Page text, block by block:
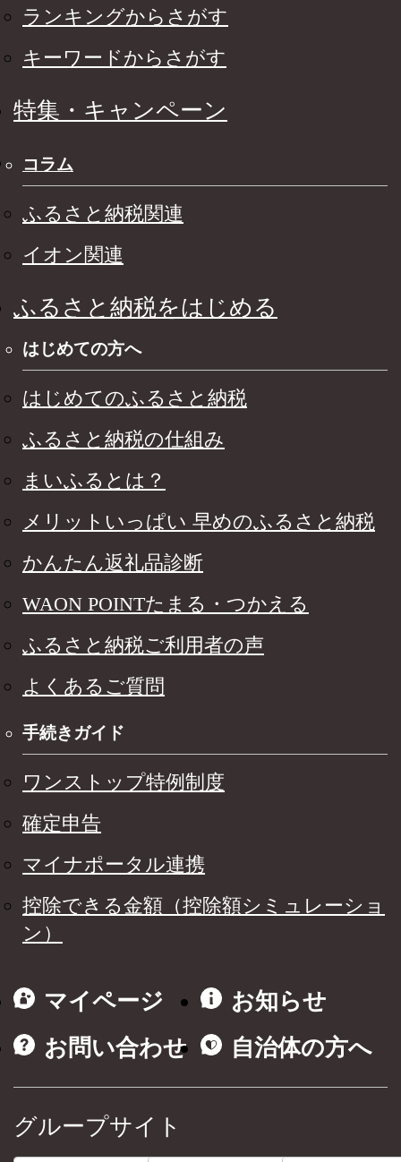
ランキングからさがす
キーワードからさがす
特集・キャンペーン
コラム
ふるさと納税関連
イオン関連
ふるさと納税をはじめる
はじめての方へ
はじめてのふるさと納税
ふるさと納税の仕組み
まいふるとは？
メリットいっぱい 早めのふるさと納税
かんたん返礼品診断
WAON POINTたまる・つかえる
ふるさと納税ご利用者の声
よくあるご質問
手続きガイド
ワンストップ特例制度
確定申告
マイナポータル連携
控除できる金額（控除額シミュレーショ
ン）
マイページ
お知らせ
お問い合わせ
自治体の方へ
グループサイト